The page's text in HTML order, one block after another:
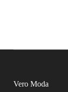
Vero Moda